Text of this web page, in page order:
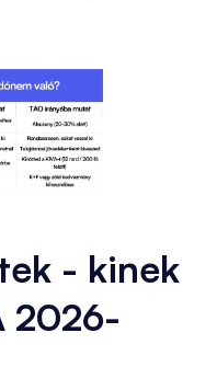
- kinek
2026-